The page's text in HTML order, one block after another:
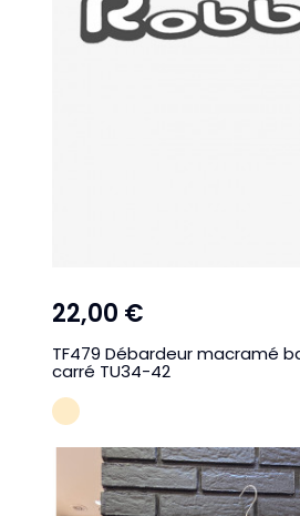
22,00 €
TF479 Débardeur macramé
carré TU34-42
CREME